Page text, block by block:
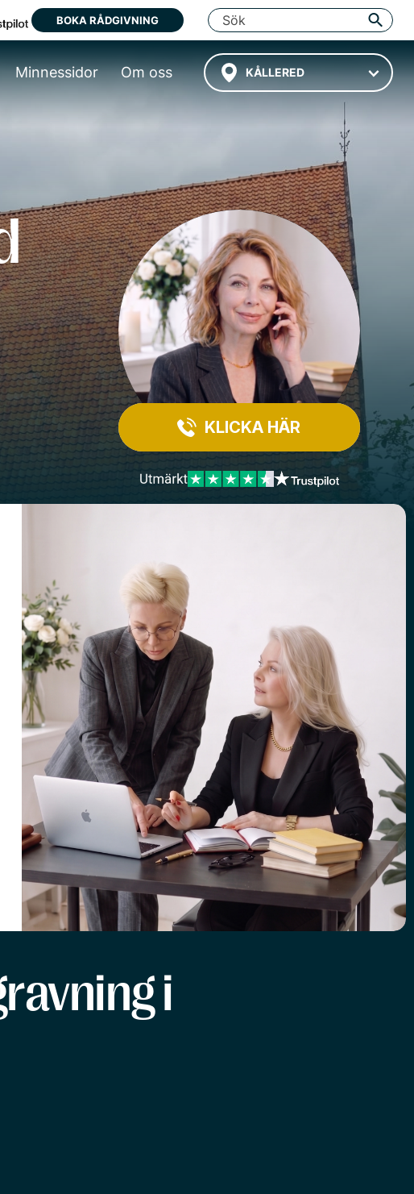
BOKA RÅDGIVNING
KÅLLERED
Minnessidor Om oss
KLICKA HÄR
i